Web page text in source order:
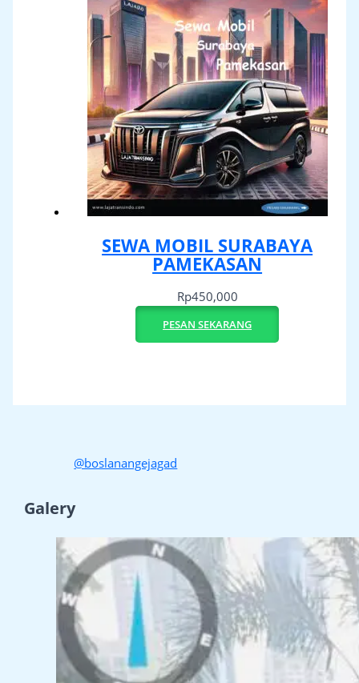
SEWA MOBIL SURABAYA
PAMEKASAN
Rp450,000
PESAN SEKARANG
@boslanangejagad
Galery